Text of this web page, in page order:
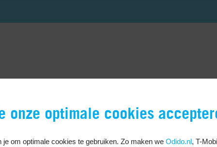
Galaxy S25: de belangrijkste
verschillen zijn tussen de telefoons en wat die voor jou
verschillen per onderdeel van de telefoons met
onze optimale cookies
je om optimale cookies te gebruiken. Zo maken we Odido.nl, T-